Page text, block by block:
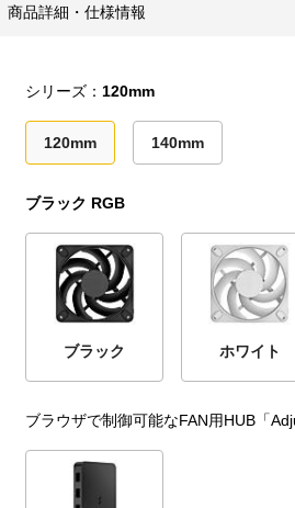
商品詳細・仕様情報
シリーズ： 120mm
120mm 140mm
ブラック RGB
ブラック ホワイト
ブラウザで制御可能なFAN用HUB「